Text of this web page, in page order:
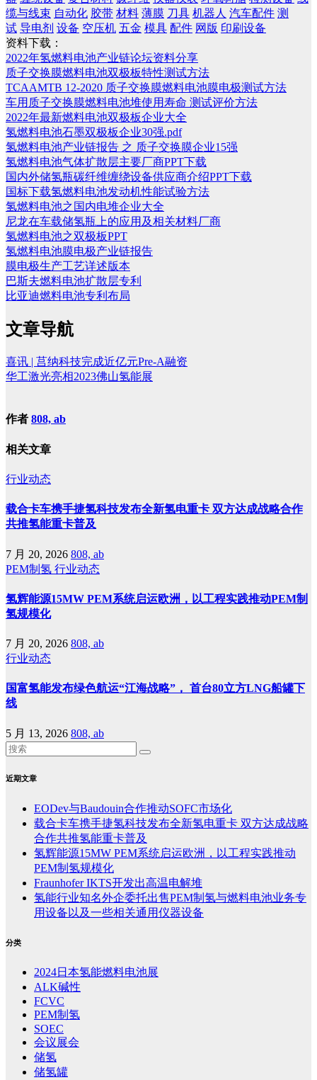
缆与线束 自动化 胶带 材料 薄膜 刀具 机器人 汽车配件 测
试 导电剂 设备 空压机 五金 模具 配件 网版 印刷设备
资料下载：
2022年氢燃料电池产业链论坛资料分享
质子交换膜燃料电池双极板特性测试方法
TCAAMTB 12-2020 质子交换膜燃料电池膜电极测试方法
车用质子交换膜燃料电池堆使用寿命 测试评价方法
2022年最新燃料电池双极板企业大全
氢燃料电池石墨双极板企业30强.pdf
氢燃料电池产业链报告 之 质子交换膜企业15强
氢燃料电池气体扩散层主要厂商PPT下载
国内外储氢瓶碳纤维缠绕设备供应商介绍PPT下载
国标下载氢燃料电池发动机性能试验方法
氢燃料电池之国内电堆企业大全
尼龙在车载储氢瓶上的应用及相关材料厂商
氢燃料电池之双极板PPT
氢燃料电池膜电极产业链报告
膜电极生产工艺详述版本
巴斯夫燃料电池扩散层专利
比亚迪燃料电池专利布局
文章导航
喜讯 | 莒纳科技完成近亿元Pre-A融资
华工激光亮相2023佛山氢能展
作者 808, ab
相关文章
行业动态
载合卡车携手捷氢科技发布全新氢电重卡 双方达成战略合作
共推氢能重卡普及
7 月 20, 2026 808, ab
PEM制氢 行业动态
氢辉能源15MW PEM系统启运欧洲，以工程实践推动PEM制
氢规模化
7 月 20, 2026 808, ab
行业动态
国富氢能发布绿色航运“江海战略”， 首台80立方LNG船罐下
线
5 月 13, 2026 808, ab
近期文章
EODev与Baudouin合作推动SOFC市场化
载合卡车携手捷氢科技发布全新氢电重卡 双方达成战略
合作共推氢能重卡普及
氢辉能源15MW PEM系统启运欧洲，以工程实践推动
PEM制氢规模化
Fraunhofer IKTS开发出高温电解堆
氢能行业知名外企委托出售PEM制氢与燃料电池业务专
用设备以及一些相关通用仪器设备
分类
2024日本氢能燃料电池展
ALK碱性
FCVC
PEM制氢
SOEC
会议展会
储氢
储氢罐